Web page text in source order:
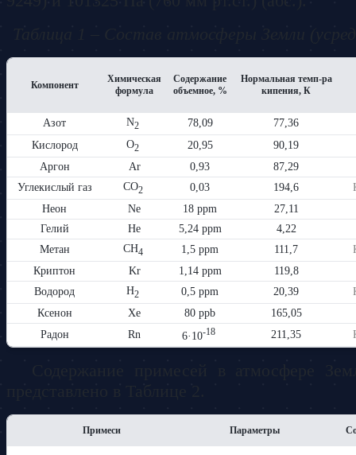
Компонент
Химическая
формула
Содержание
объемное, %
Нормальная темп-ра
кипения, К
Азот N2 78,09
77,36
Кислород
O2 20,95
90,19
Аргон
Ar 0,93
87,29
Углекислый газ
CO2 0,03 194,6
Неон
Ne 18 ppm
27,11
Гелий
He 5,24 ppm
4,22
Метан
CH4 1,5 ppm 111,7
Криптон
Kr 1,14 ppm
119,8
Водород
H2 0,5 ppm 20,39
Ксенон
Xe 80 ppb
165,05
Радон
Rn 6·10-18 211,35
Примеси Параметры